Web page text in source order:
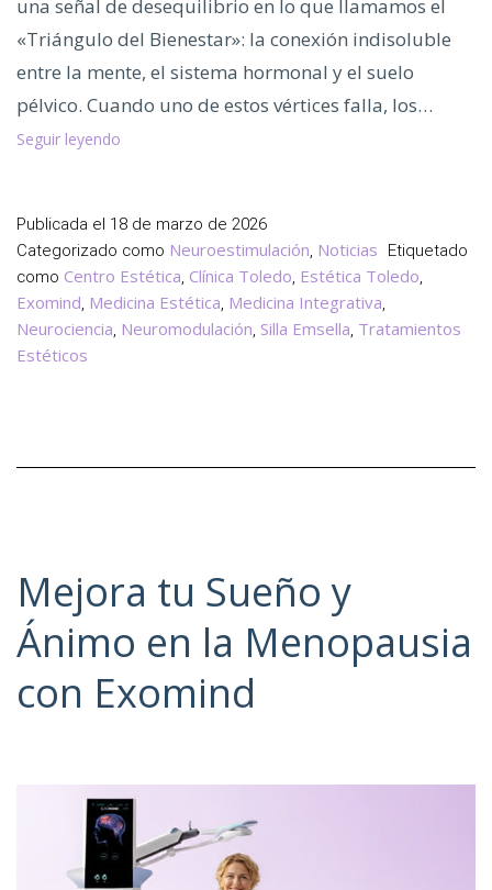
una señal de desequilibrio en lo que llamamos el
«Triángulo del Bienestar»: la conexión indisoluble
entre la mente, el sistema hormonal y el suelo
pélvico. Cuando uno de estos vértices falla, los…
Seguir leyendo
Bienestar:
Mente,
Suelo
Pélvico
y
Publicada el 18 de marzo de 2026
Categorizado como Neuroestimulación, Noticias Etiquetado
como Centro Estética, Clínica Toledo, Estética Toledo,
Exomind, Medicina Estética, Medicina Integrativa,
Neurociencia, Neuromodulación, Silla Emsella, Tratamientos
Estéticos
Mejora tu Sueño y
Ánimo en la Menopausia
con Exomind